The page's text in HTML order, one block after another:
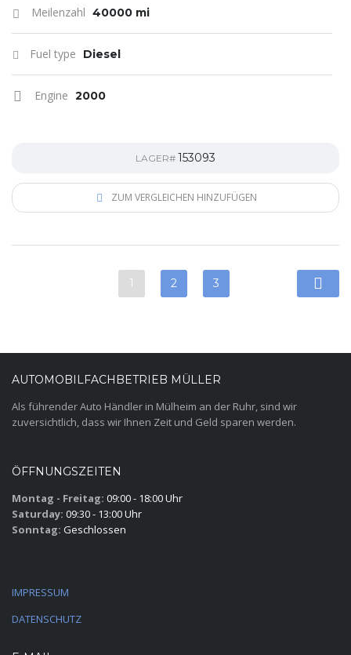
Meilenzahl 40000 mi
Fuel type Diesel
Engine 2000
LAGER# 153093
ZUM VERGLEICHEN HINZUFÜGEN
1 2 3
AUTOMOBILFACHBETRIEB MÜLLER
Als führender Auto Händler in Mülheim an der Ruhr, sind wir
zuversichtlich, dass wir Ihnen Zeit und Geld sparen werden.
ÖFFNUNGSZEITEN
Montag - Freitag: 09:00 - 18:00 Uhr
Saturday: 09:30 - 13:00 Uhr
Sonntag: Geschlossen
IMPRESSUM
DATENSCHUTZ